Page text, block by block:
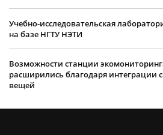
Учебно-исследовательская
на базе НГТУ НЭТИ
Возможности станции
расширились благодаря интеграции
вещей